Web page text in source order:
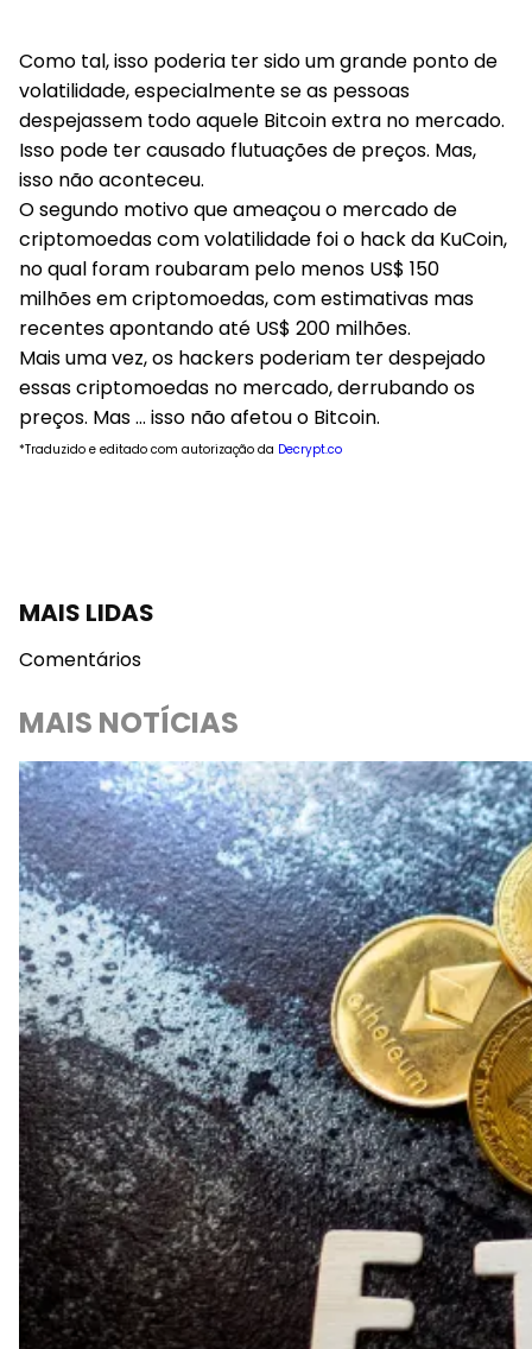
Como tal, isso poderia ter sido um grande ponto de
volatilidade, especialmente se as pessoas
despejassem todo aquele Bitcoin extra no mercado.
Isso pode ter causado flutuações de preços. Mas,
isso não aconteceu.
O segundo motivo que ameaçou o mercado de
criptomoedas com volatilidade foi o hack da KuCoin,
no qual foram roubaram pelo menos US$ 150
milhões em criptomoedas, com estimativas mas
recentes apontando até US$ 200 milhões.
Mais uma vez, os hackers poderiam ter despejado
essas criptomoedas no mercado, derrubando os
preços. Mas … isso não afetou o Bitcoin.
*Traduzido e editado com autorização da Decrypt.co
MAIS LIDAS
Comentários
MAIS NOTÍCIAS